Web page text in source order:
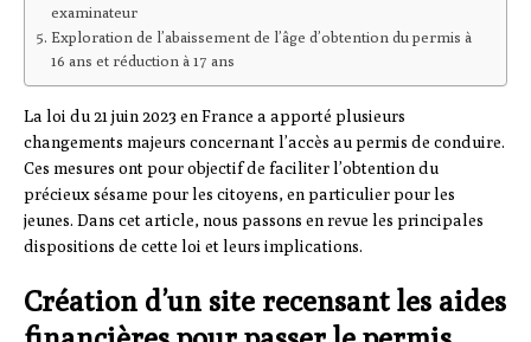
examinateur
Exploration de l’abaissement de l’âge d’obtention du permis à
16 ans et réduction à 17 ans
La loi du 21 juin 2023 en France a apporté plusieurs
changements majeurs concernant l’accès au permis de conduire.
Ces mesures ont pour objectif de faciliter l’obtention du
précieux sésame pour les citoyens, en particulier pour les
jeunes. Dans cet article, nous passons en revue les principales
dispositions de cette loi et leurs implications.
Création d’un site recensant les aides